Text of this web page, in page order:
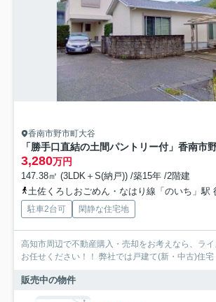
香南市野市町大谷
3,280万円
147.38㎡ (3LDK＋S(納戸)) /築15年 /2階建
土佐くろしおごめん・なはり線「のいち」駅
駐車2台可 閑静な住宅地
高知市周辺で不動産購入・売却をお考えなら、ラ
お任せください！！ 弊社では戸建て(新・中古)住宅
販売中の物件